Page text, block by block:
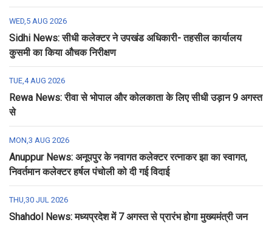
WED,5 AUG 2026
Sidhi News: सीधी कलेक्टर ने उपखंड अधिकारी- तहसील कार्यालय
कुसमी का किया औचक निरीक्षण
TUE,4 AUG 2026
Rewa News: रीवा से भोपाल और कोलकाता के लिए सीधी उड़ान 9 अगस्त
से
MON,3 AUG 2026
Anuppur News: अनूपपुर के नवागत कलेक्टर रत्नाकर झा का स्वागत,
निवर्तमान कलेक्टर हर्षल पंचोली को दी गई विदाई
THU,30 JUL 2026
Shahdol News: मध्यप्रदेश में 7 अगस्त से प्रारंभ होगा मुख्यमंत्री जन